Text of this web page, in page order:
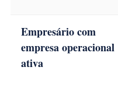
Empresário com
empresa operacional
ativa